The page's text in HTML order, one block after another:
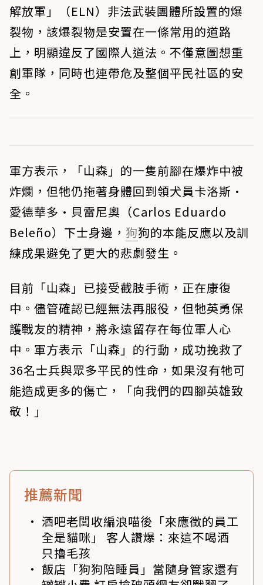
解放軍」（ELN）非法武裝團體所設置的爆
裂物，該爆裂物是安置在一條常用的道路
上，明顯違反了國際人道法。不僅意圖想重
創軍隊，同時也連帶危及整個平民社區的安
全。
軍方表示，「山森」的一隻前腳在爆炸中被
炸爛，但牠仍拖著身體回到領犬員卡洛斯·
愛德華多·貝雷尼奧（Carlos Eduardo
Beleño）下士身邊， 狗狗的本能反應以及訓
練成果避免了更大的悲劇發生。
目前「山森」已接受截肢手術，正在康復
中。儘管確認已經無法再服役，但牠英勇保
護戰友的精神，將永遠留存在每位軍人心
中。軍方表示「山森」的行動，成功挽救了
36名士兵與眾多平民的性命，如果沒有牠可
能造成更多的傷亡，「向我們的四腳英雄致
敬！」
推薦新聞
酒吧老闆收編浪喵後「來應徵的員工
全是貓咪」 客人讚爆：來這不喝酒
只擼毛孩
飯店「狗狗陪睡員」當隨身管家還有